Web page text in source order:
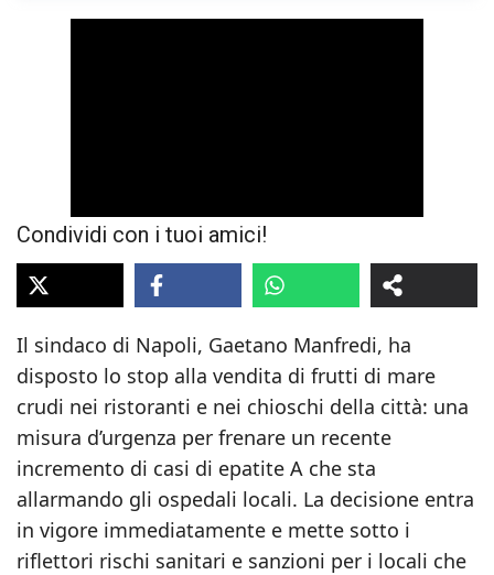
Condividi con i tuoi amici!
Il sindaco di Napoli, Gaetano Manfredi, ha
disposto lo stop alla vendita di frutti di mare
crudi nei ristoranti e nei chioschi della città: una
misura d’urgenza per frenare un recente
incremento di casi di epatite A che sta
allarmando gli ospedali locali. La decisione entra
in vigore immediatamente e mette sotto i
riflettori rischi sanitari e sanzioni per i locali che